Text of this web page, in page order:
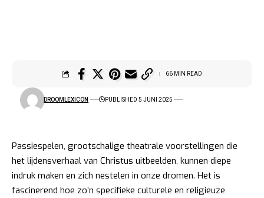
DROOMLEXICON PUBLISHED 5 JUNI 2025
66 MIN READ
Passiespelen, grootschalige theatrale voorstellingen die
het lijdensverhaal van Christus uitbeelden, kunnen diepe
indruk maken en zich nestelen in onze dromen. Het is
fascinerend hoe zo’n specifieke culturele en religieuze